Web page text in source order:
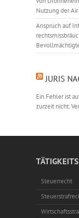
Nutzung der
Anspruch auf
JURIS
Ein Fehler ist
zurzeit nicht.
Steuerrecht